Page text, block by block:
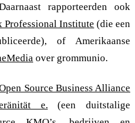
rapporteerden ook
Professional Institute (die een
of Amerikaanse
over grommunio.
Source Business Alliance
e. (een duitstalige